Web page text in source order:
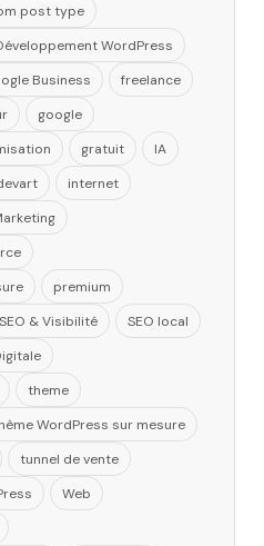
post type
WordPress
Business
freelance
google
gratuit
IA
internet
premium
SEO & Visibilité
SEO local
theme
WordPress sur mesure
tunnel de vente
Web